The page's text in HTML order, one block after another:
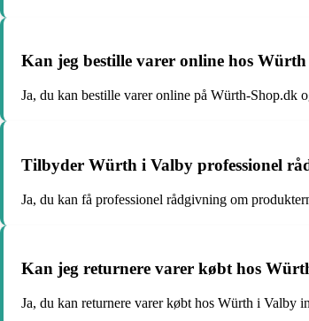
Kan jeg bestille varer online hos
Ja, du kan bestille varer online på Würth-Shop.dk
Tilbyder Würth i Valby professionel
Ja, du kan få professionel rådgivning om
Kan jeg returnere varer købt hos
Ja, du kan returnere varer købt hos Würth i Valby